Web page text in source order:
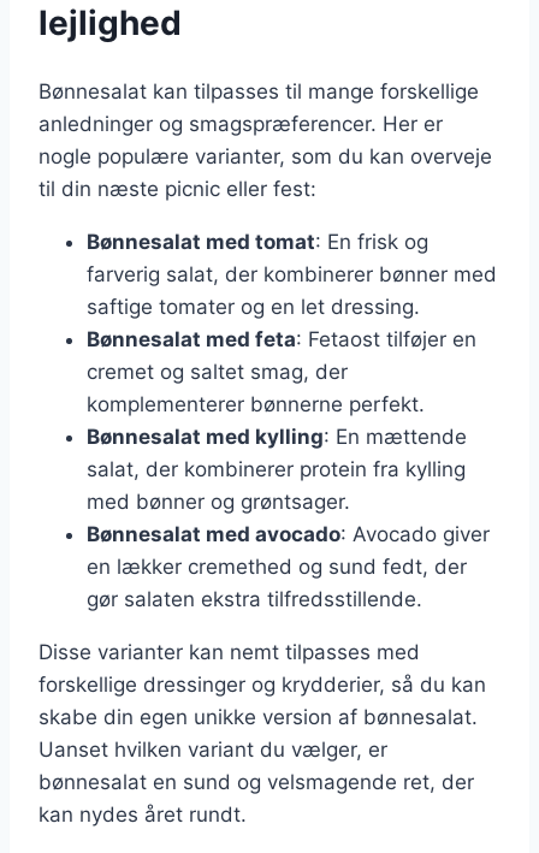
lejlighed
Bønnesalat kan tilpasses til mange forskellige
anledninger og smagspræferencer. Her er
nogle populære varianter, som du kan overveje
til din næste picnic eller fest:
Bønnesalat med tomat: En frisk og
farverig salat, der kombinerer bønner med
saftige tomater og en let dressing.
Bønnesalat med feta: Fetaost tilføjer en
cremet og saltet smag, der
komplementerer bønnerne perfekt.
Bønnesalat med kylling: En mættende
salat, der kombinerer protein fra kylling
med bønner og grøntsager.
Bønnesalat med avocado: Avocado giver
en lækker cremethed og sund fedt, der
gør salaten ekstra tilfredsstillende.
Disse varianter kan nemt tilpasses med
forskellige dressinger og krydderier, så du kan
skabe din egen unikke version af bønnesalat.
Uanset hvilken variant du vælger, er
bønnesalat en sund og velsmagende ret, der
kan nydes året rundt.